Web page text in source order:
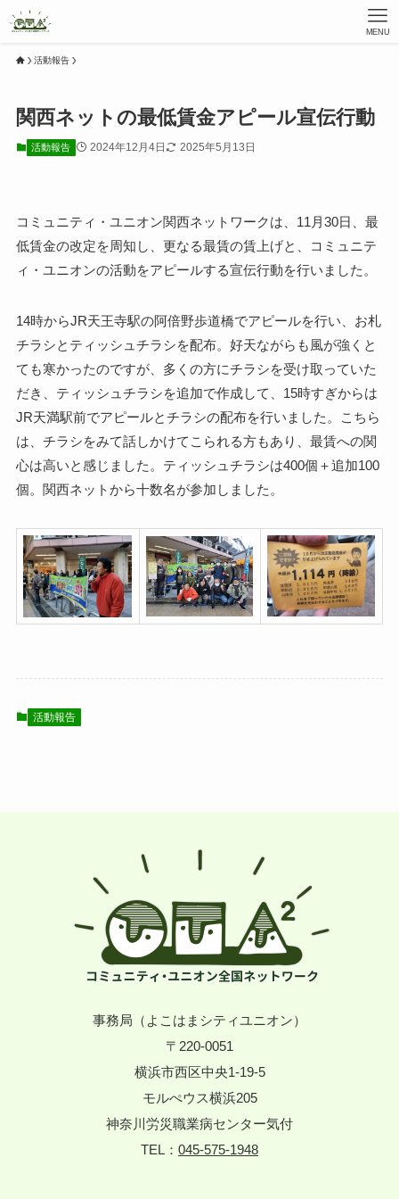
MENU
活動報告
関西ネットの最低賃金アピール宣伝行動
活動報告 2024年12月4日 2025年5月13日
コミュニティ・ユニオン関西ネットワークは、11月30日、最
低賃金の改定を周知し、更なる最賃の賃上げと、コミュニテ
ィ・ユニオンの活動をアピールする宣伝行動を行いました。
14時からJR天王寺駅の阿倍野歩道橋でアピールを行い、お札
チラシとティッシュチラシを配布。好天ながらも風が強くと
ても寒かったのですが、多くの方にチラシを受け取っていた
だき、ティッシュチラシを追加で作成して、15時すぎからは
JR天満駅前でアピールとチラシの配布を行いました。こちら
は、チラシをみて話しかけてこられる方もあり、最賃への関
心は高いと感じました。ティッシュチラシは400個＋追加100
個。関西ネットから十数名が参加しました。
活動報告
事務局（よこはまシティユニオン）
〒220-0051
横浜市西区中央1-19-5
モルぺウス横浜205
神奈川労災職業病センター気付
TEL： 045-575-1948